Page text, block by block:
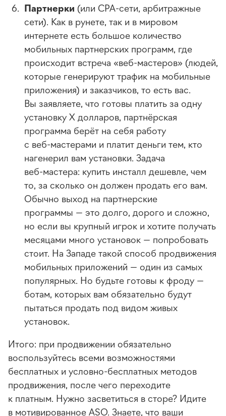
Партнерки (или CPA-сети, арбитражные
сети). Как в рунете, так и в мировом
интернете есть большое количество
мобильных партнерских программ, где
происходит встреча «веб-мастеров» (людей,
которые генерируют трафик на мобильные
приложения) и заказчиков, то есть вас.
Вы заявляете, что готовы платить за одну
установку Х долларов, партнёрская
программа берёт на себя работу
с веб-мастерами и платит деньги тем, кто
нагенерил вам установки. Задача
веб-мастера: купить инсталл дешевле, чем
то, за сколько он должен продать его вам.
Обычно выход на партнерские
программы — это долго, дорого и сложно,
но если вы крупный игрок и хотите получать
месяцами много установок — попробовать
стоит. На Западе такой способ продвижения
мобильных приложений — один из самых
популярных. Но будьте готовы к фроду —
ботам, которых вам обязательно будут
пытаться продать под видом живых
установок.
Итого: при продвижении обязательно
воспользуйтесь всеми возможностями
бесплатных и условно-бесплатных методов
продвижения, после чего переходите
к платным. Нужно засветиться в сторе? Идите
в мотивированное ASO. Знаете, что ваши